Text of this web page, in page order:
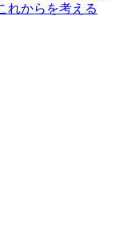
れからを考える